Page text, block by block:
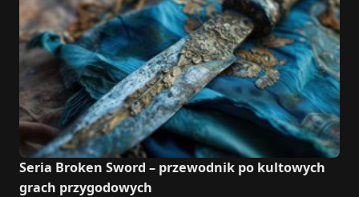
Seria Broken Sword – przewodnik po kultowych
grach przygodowych